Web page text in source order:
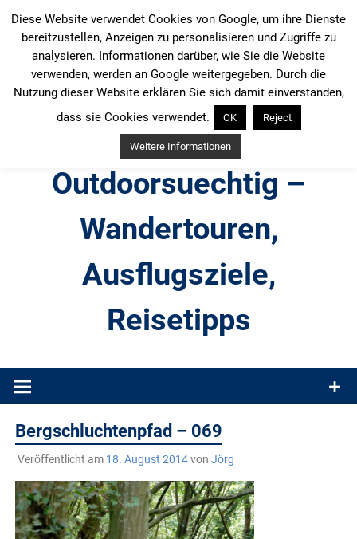
Inhalt
springen
Outdoorsuechtig –
Wandertouren,
Ausflugsziele,
Reisetipps
Produkttests und Buchrezensionen. Ein Blog für alle, die gern
Bergschluchtenpfad – 069
Veröffentlicht am 18. August 2014von Jörg
Diese Website verwendet Cookies von Google, um ihre Dienste
bereitzustellen, Anzeigen zu personalisieren und Zugriffe zu
analysieren. Informationen darüber, wie Sie die Website
verwenden, werden an Google weitergegeben. Durch die
Nutzung dieser Website erklären Sie sich damit einverstanden,
dass sie Cookies verwendet.
OK Reject
Weitere Informationen